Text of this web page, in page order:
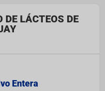
DE LÁCTEOS DE
Entera